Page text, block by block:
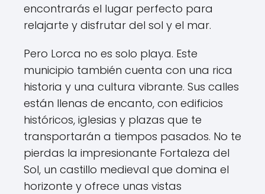
encontrarás el lugar perfecto para
relajarte y disfrutar del sol y el mar.
Pero Lorca no es solo playa. Este
municipio también cuenta con una rica
historia y una cultura vibrante. Sus calles
están llenas de encanto, con edificios
históricos, iglesias y plazas que te
transportarán a tiempos pasados. No te
pierdas la impresionante Fortaleza del
Sol, un castillo medieval que domina el
horizonte y ofrece unas vistas